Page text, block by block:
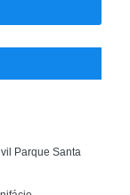
Parque Santa